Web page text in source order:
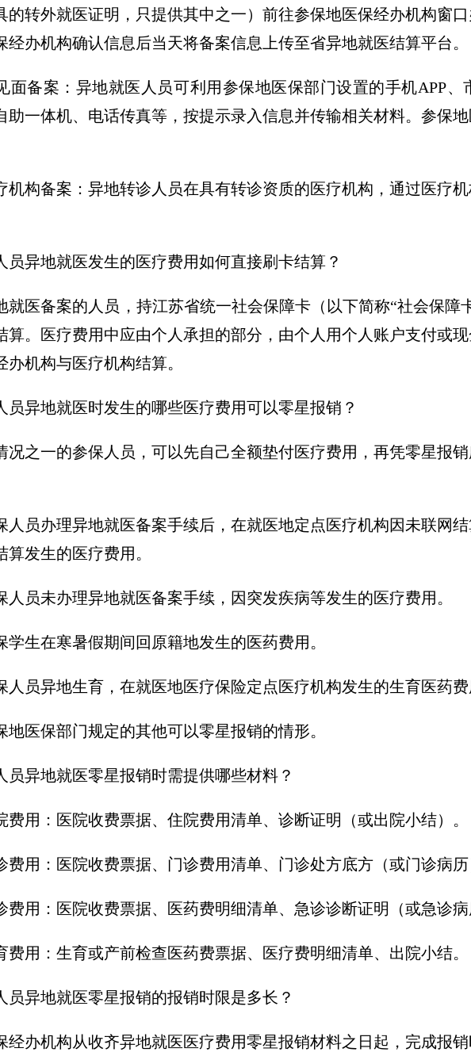
的转外就医证明，只提供其中之一）前往参保地医保经办机构窗
经办机构确认信息后当天将备案信息上传至省异地就医结算平台。
面备案：异地就医人员可利用参保地医保部门设置的手机APP
助一体机、电话传真等，按提示录入信息并传输相关材料。参保
机构备案：异地转诊人员在具有转诊资质的医疗机构，通过医疗
员异地就医发生的医疗费用如何直接刷卡结算？
就医备案的人员，持江苏省统一社会保障卡（以下简称“社会保障
算。医疗费用中应由个人承担的部分，由个人用个人账户支付或
机构与医疗机构结算。
员异地就医时发生的哪些医疗费用可以零星报销？
况之一的参保人员，可以先自己全额垫付医疗费用，再凭零星报
人员办理异地就医备案手续后，在就医地定点医疗机构因未联网
发生的医疗费用。
人员未办理异地就医备案手续，因突发疾病等发生的医疗费用。
学生在寒暑假期间回原籍地发生的医药费用。
人员异地生育，在就医地医疗保险定点医疗机构发生的生育医药费
地医保部门规定的其他可以零星报销的情形。
员异地就医零星报销时需提供哪些材料？
费用：医院收费票据、住院费用清单、诊断证明（或出院小结）。
费用：医院收费票据、门诊费用清单、门诊处方底方（或门诊病历
费用：医院收费票据、医药费明细清单、急诊诊断证明（或急诊病
费用：生育或产前检查医药费票据、医疗费明细清单、出院小结。
员异地就医零星报销的报销时限是多长？
经办机构从收齐异地就医医疗费用零星报销材料之日起，完成报